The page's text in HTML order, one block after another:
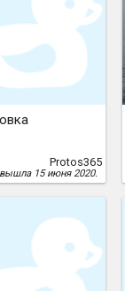
Protos365
15 июня 2020.